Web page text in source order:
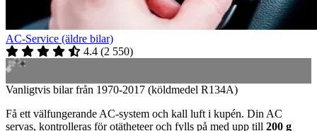
AC-Service (äldre bilar)
4.4 (2 550)
Vanligtvis bilar från 1970-2017 (köldmedel R134A)
Få ett välfungerande AC-system och kall luft i kupén. Din AC
servas, kontrolleras för otätheteer och fylls på med upp till 200 g